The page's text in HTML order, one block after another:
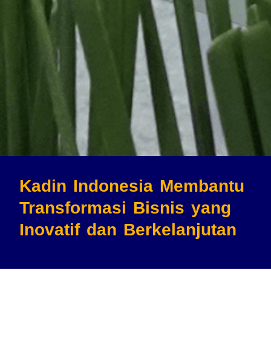
Kadin Indonesia Membantu
Transformasi Bisnis yang
Inovatif dan Berkelanjutan